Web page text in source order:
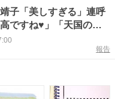
子「美しすぎる」連呼
ですね♥」「天国のよ
報告